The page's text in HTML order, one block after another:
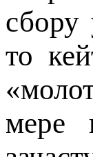
сбору
то
мере